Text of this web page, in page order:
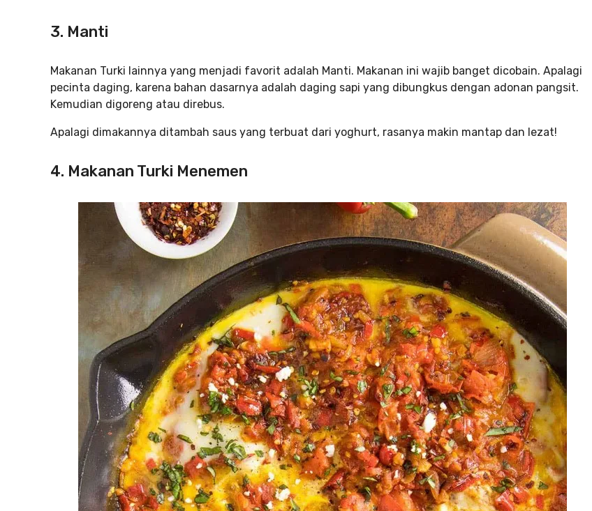
3. Manti
Makanan Turki lainnya yang menjadi favorit adalah Manti. Makanan ini wajib banget dicobain. Apalagi
pecinta daging, karena bahan dasarnya adalah daging sapi yang dibungkus dengan adonan pangsit.
Kemudian digoreng atau direbus.
Apalagi dimakannya ditambah saus yang terbuat dari yoghurt, rasanya makin mantap dan lezat!
4. Makanan Turki Menemen